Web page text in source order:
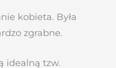
kobieta. Była
zgrabne.
idealną tzw.